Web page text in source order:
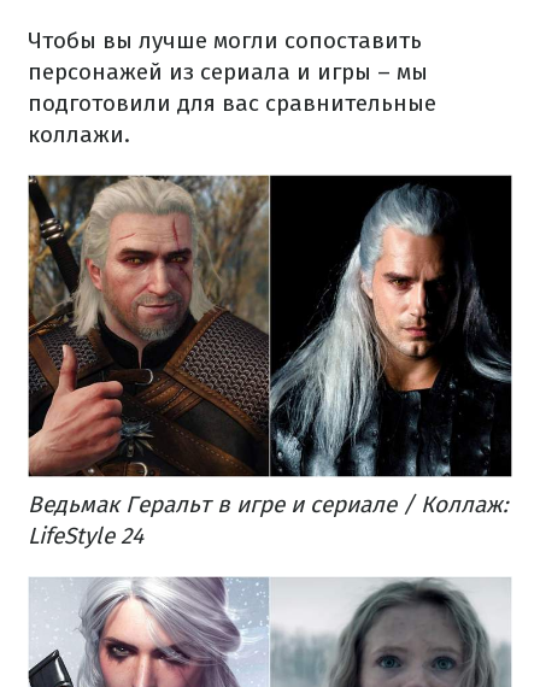
Чтобы вы лучше могли сопоставить
персонажей из сериала и игры – мы
подготовили для вас сравнительные
коллажи.
Ведьмак Геральт в игре и сериале / Коллаж:
LifeStyle 24